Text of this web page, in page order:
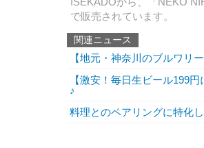
で販売されています。
関連ニュース
【地元・神奈川のブルワリ
【激安！毎日生ビール199
♪
料理とのペアリングに特化